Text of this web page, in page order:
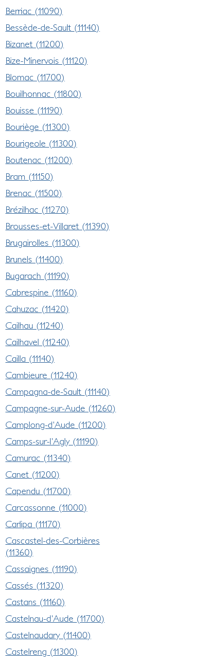
Berriac (11090)
Bessède-de-Sault (11140)
Bizanet (11200)
Bize-Minervois (11120)
Blomac (11700)
Bouilhonnac (11800)
Bouisse (11190)
Bouriège (11300)
Bourigeole (11300)
Boutenac (11200)
Bram (11150)
Brenac (11500)
Brézilhac (11270)
Brousses-et-Villaret (11390)
Brugairolles (11300)
Brunels (11400)
Bugarach (11190)
Cabrespine (11160)
Cahuzac (11420)
Cailhau (11240)
Cailhavel (11240)
Cailla (11140)
Cambieure (11240)
Campagna-de-Sault (11140)
Campagne-sur-Aude (11260)
Camplong-d'Aude (11200)
Camps-sur-l'Agly (11190)
Camurac (11340)
Canet (11200)
Capendu (11700)
Carcassonne (11000)
Carlipa (11170)
Cascastel-des-Corbières
(11360)
Cassaignes (11190)
Cassés (11320)
Castans (11160)
Castelnau-d'Aude (11700)
Castelnaudary (11400)
Castelreng (11300)